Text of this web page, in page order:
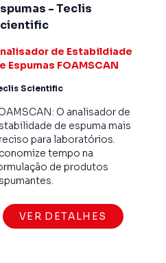
- Teclis
de Estabildiade
Espumas FOAMSCAN
Scientific
O analisador de
de espuma mais
para laboratórios.
tempo na
de produtos
VER DETALHES